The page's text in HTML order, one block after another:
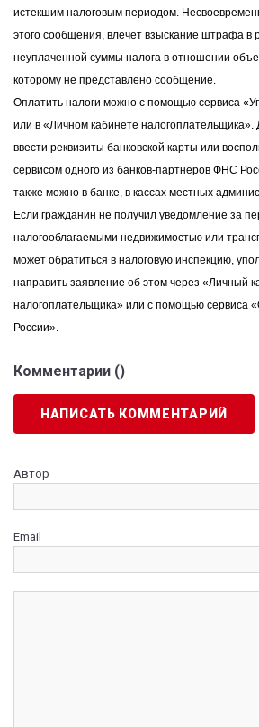
истекшим налоговым периодом.
этого сообщения, влечет взыскание штрафа в
неуплаченной суммы налога в отношении
которому не представлено сообщение.
Оплатить налоги можно с помощью сервиса «
или в «Личном кабинете налогоплательщика»
ввести реквизиты банковской карты или
сервисом одного из банков-партнёров ФНС
также можно в банке, в кассах местных
Если гражданин не получил уведомление за
налогооблагаемыми недвижимостью или
может обратиться в налоговую инспекцию,
направить заявление об этом через «Личный
налогоплательщика» или с помощью сервиса «
России».
Комментарии ()
НАПИСАТЬ КОММЕНТАРИЙ
Автор
Email